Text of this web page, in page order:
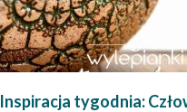
Inspiracja tygodnia: